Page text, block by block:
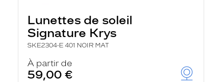
Lunettes de soleil
Signature Krys
SKE2304-E 401 NOIR MAT
À partir de
59,00 €